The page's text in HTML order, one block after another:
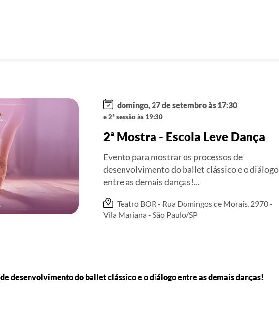
domingo, 27 de setembro às 17:30
e 2ª sessão às 19:30
2ª Mostra - Escola Leve Dança
Evento para mostrar os processos de
desenvolvimento do ballet clássico e o diálogo
entre as demais danças!...
Teatro BOR - Rua Domingos de Morais, 2970 -
Vila Mariana - São Paulo/SP
desenvolvimento do ballet clássicoe o diálogo entre as demais danças!